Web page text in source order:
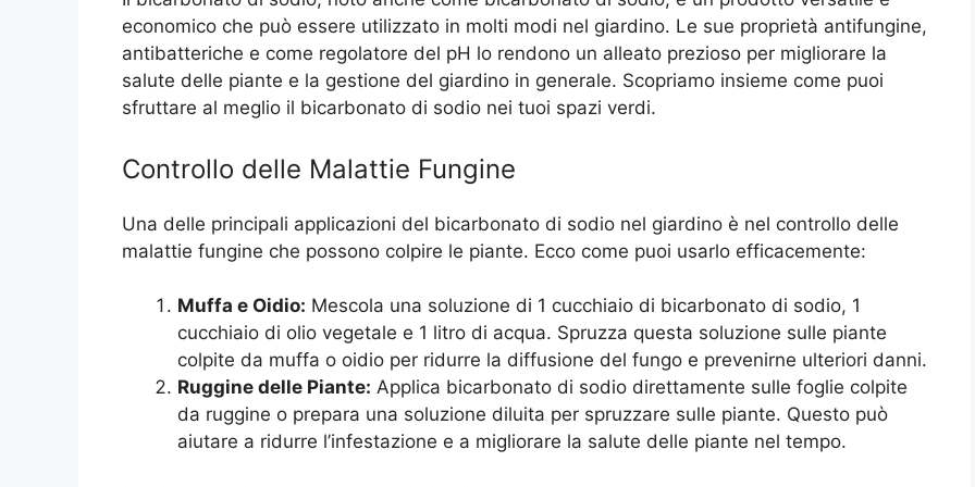
economico che può essere utilizzato in molti modi nel giardino. Le sue proprietà antifungine,
antibatteriche e come regolatore del pH lo rendono un alleato prezioso per migliorare la
salute delle piante e la gestione del giardino in generale. Scopriamo insieme come puoi
sfruttare al meglio il bicarbonato di sodio nei tuoi spazi verdi.
Controllo delle Malattie Fungine
Una delle principali applicazioni del bicarbonato di sodio nel giardino è nel controllo delle
malattie fungine che possono colpire le piante. Ecco come puoi usarlo efficacemente:
Muffa e Oidio: Mescola una soluzione di 1 cucchiaio di bicarbonato di sodio, 1
cucchiaio di olio vegetale e 1 litro di acqua. Spruzza questa soluzione sulle piante
colpite da muffa o oidio per ridurre la diffusione del fungo e prevenirne ulteriori danni.
Ruggine delle Piante: Applica bicarbonato di sodio direttamente sulle foglie colpite
da ruggine o prepara una soluzione diluita per spruzzare sulle piante. Questo può
aiutare a ridurre l’infestazione e a migliorare la salute delle piante nel tempo.